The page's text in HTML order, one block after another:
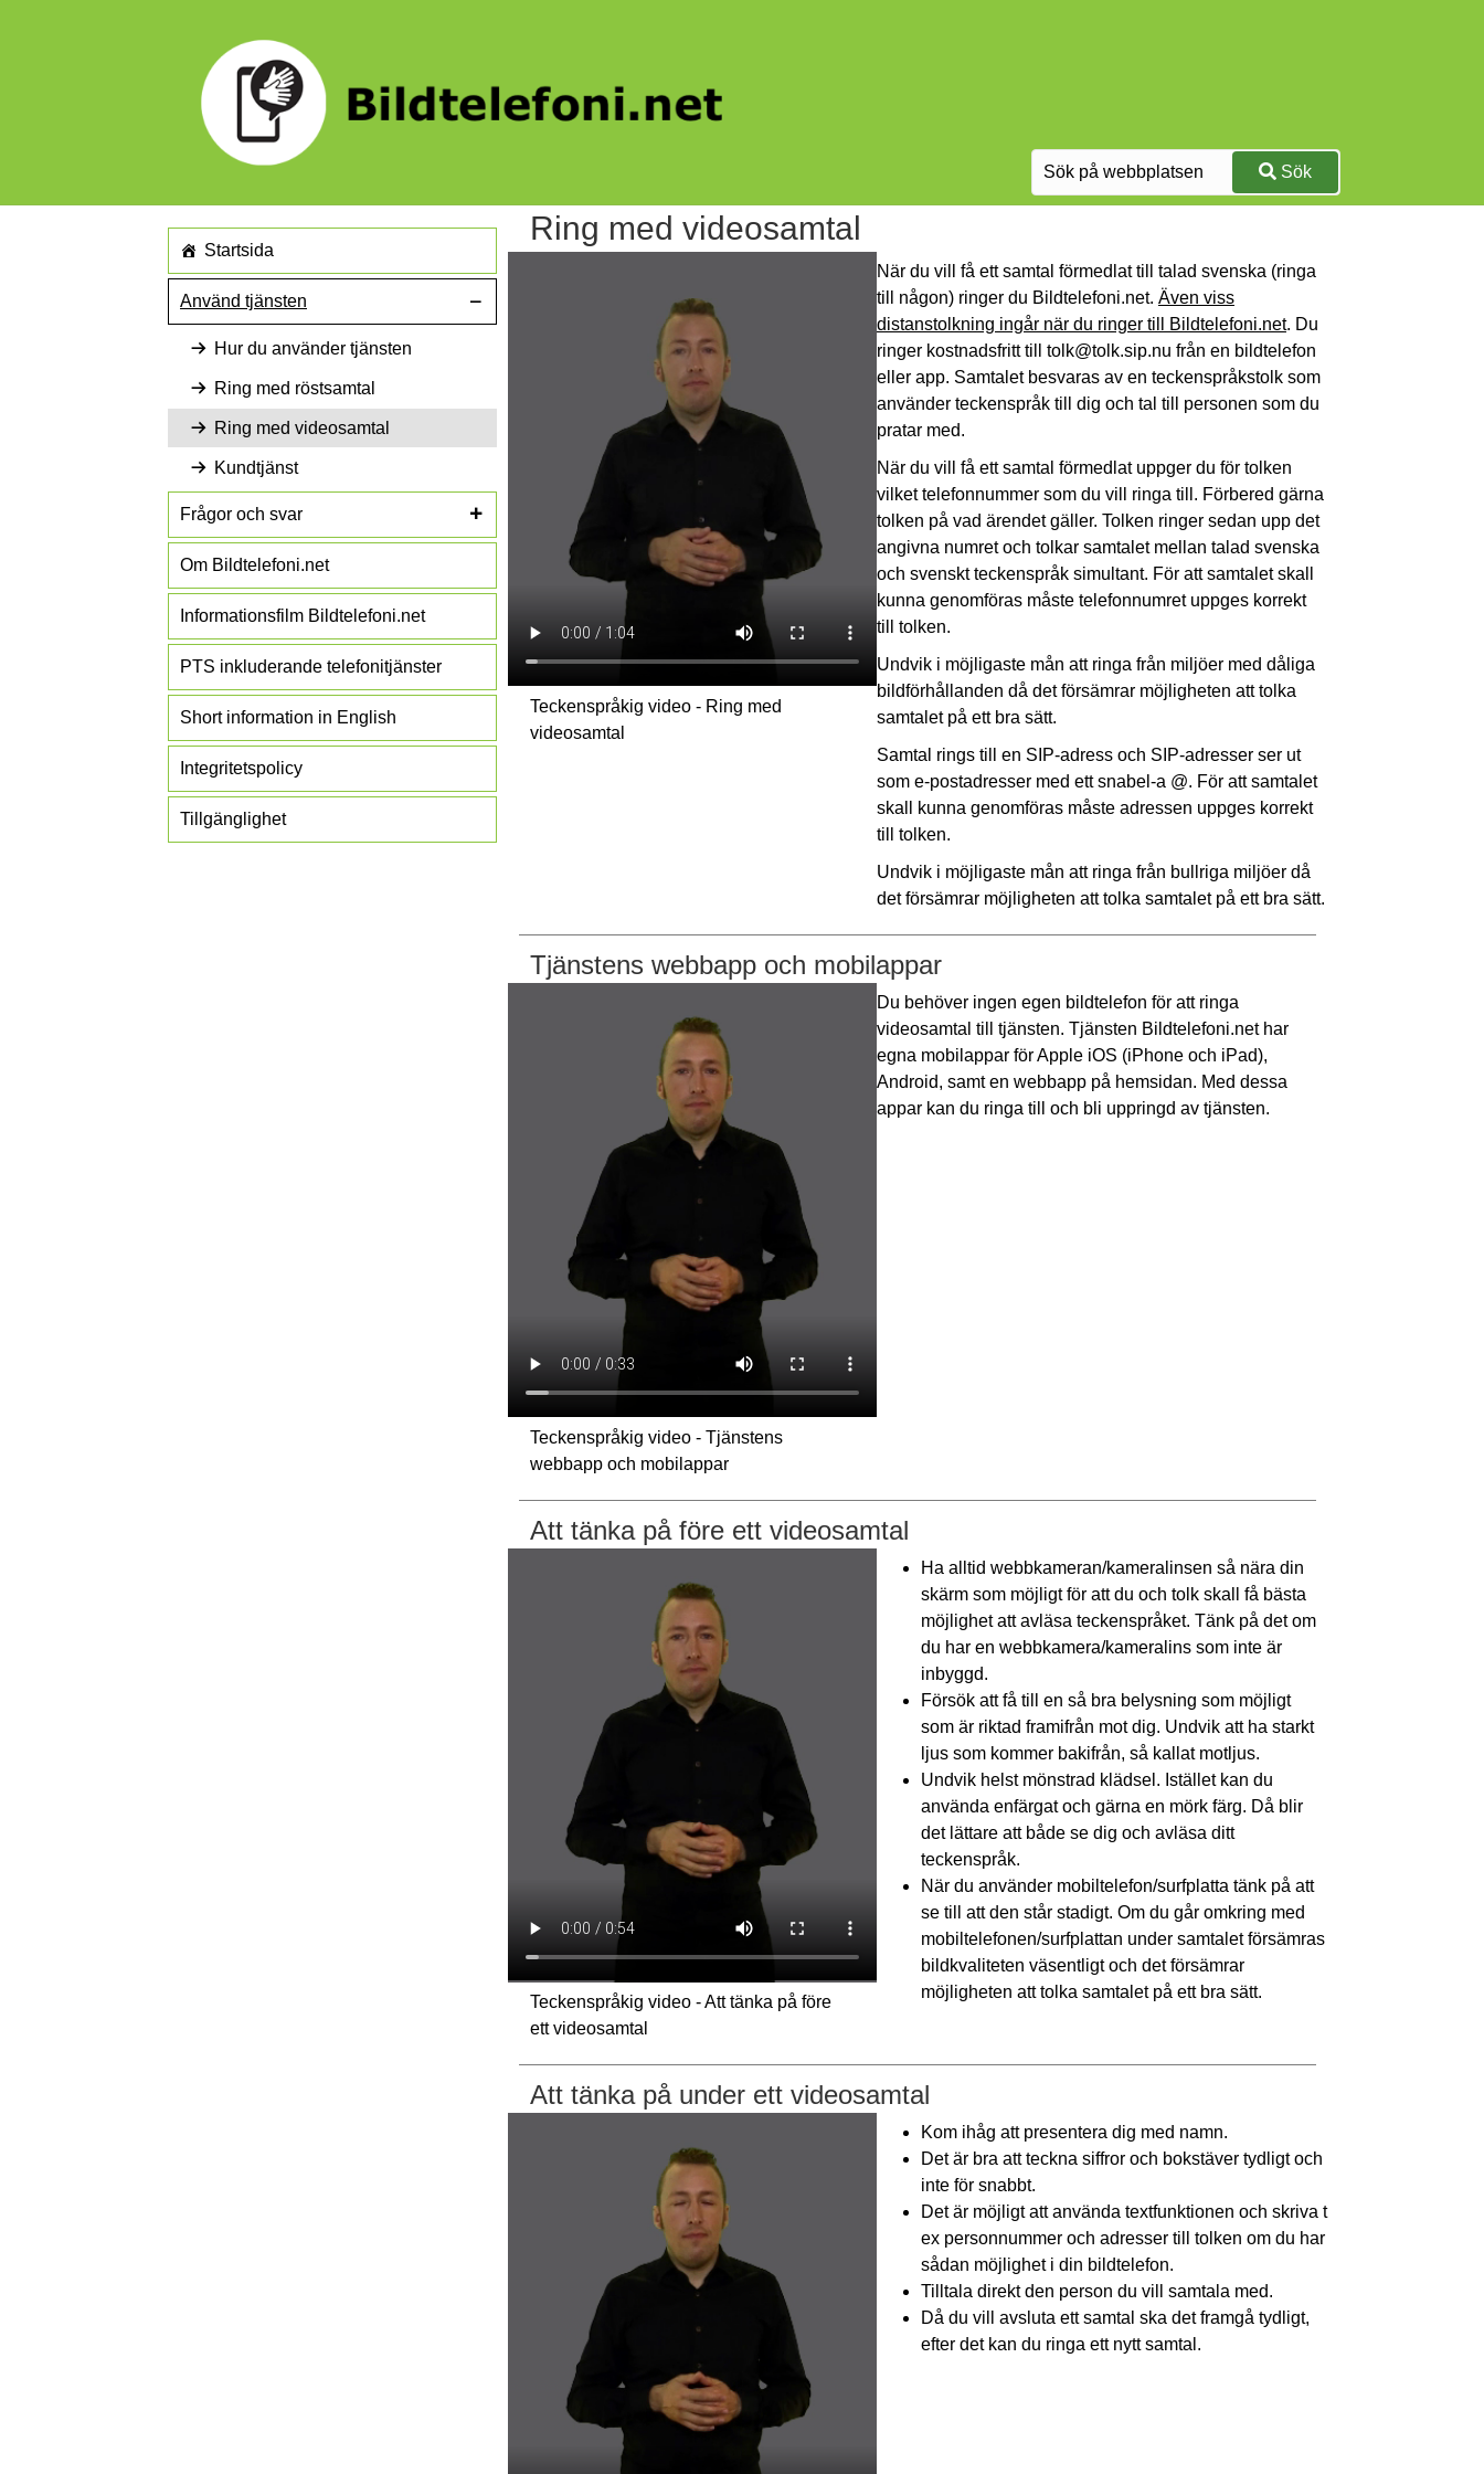
Sök
Startsida
Använd tjänsten
Hur du använder tjänsten
Ring med röstsamtal
Ring med videosamtal
Kundtjänst
Frågor och svar
Om Bildtelefoni.net
Informationsfilm Bildtelefoni.net
PTS inkluderande telefonitjänster
Short information in English
Integritetspolicy
Tillgänglighet
Ring med videosamtal
Teckenspråkig video - Ring med
videosamtal
När du vill få ett samtal förmedlat till talad svenska (ringa
till någon) ringer du Bildtelefoni.net. Även viss
distanstolkning ingår när du ringer till Bildtelefoni.net. Du
ringer kostnadsfritt till tolk@tolk.sip.nu från en bildtelefon
eller app. Samtalet besvaras av en teckenspråkstolk som
använder teckenspråk till dig och tal till personen som du
pratar med.
När du vill få ett samtal förmedlat uppger du för tolken
vilket telefonnummer som du vill ringa till. Förbered gärna
tolken på vad ärendet gäller. Tolken ringer sedan upp det
angivna numret och tolkar samtalet mellan talad svenska
och svenskt teckenspråk simultant. För att samtalet skall
kunna genomföras måste telefonnumret uppges korrekt
till tolken.
Undvik i möjligaste mån att ringa från miljöer med dåliga
bildförhållanden då det försämrar möjligheten att tolka
samtalet på ett bra sätt.
Samtal rings till en SIP-adress och SIP-adresser ser ut
som e-postadresser med ett snabel-a @. För att samtalet
skall kunna genomföras måste adressen uppges korrekt
till tolken.
Undvik i möjligaste mån att ringa från bullriga miljöer då
det försämrar möjligheten att tolka samtalet på ett bra sätt.
Tjänstens webbapp och mobilappar
Teckenspråkig video - Tjänstens
webbapp och mobilappar
Du behöver ingen egen bildtelefon för att ringa
videosamtal till tjänsten. Tjänsten Bildtelefoni.net har
egna mobilappar för Apple iOS (iPhone och iPad),
Android, samt en webbapp på hemsidan. Med dessa
appar kan du ringa till och bli uppringd av tjänsten.
Att tänka på före ett videosamtal
Teckenspråkig video - Att tänka på före
ett videosamtal
Ha alltid webbkameran/kameralinsen så nära din
skärm som möjligt för att du och tolk skall få bästa
möjlighet att avläsa teckenspråket. Tänk på det om
du har en webbkamera/kameralins som inte är
inbyggd.
Försök att få till en så bra belysning som möjligt
som är riktad framifrån mot dig. Undvik att ha starkt
ljus som kommer bakifrån, så kallat motljus.
Undvik helst mönstrad klädsel. Istället kan du
använda enfärgat och gärna en mörk färg. Då blir
det lättare att både se dig och avläsa ditt
teckenspråk.
När du använder mobiltelefon/surfplatta tänk på att
se till att den står stadigt. Om du går omkring med
mobiltelefonen/surfplattan under samtalet försämras
bildkvaliteten väsentligt och det försämrar
möjligheten att tolka samtalet på ett bra sätt.
Att tänka på under ett videosamtal
Kom ihåg att presentera dig med namn.
Det är bra att teckna siffror och bokstäver tydligt och
inte för snabbt.
Det är möjligt att använda textfunktionen och skriva t
ex personnummer och adresser till tolken om du har
sådan möjlighet i din bildtelefon.
Tilltala direkt den person du vill samtala med.
Då du vill avsluta ett samtal ska det framgå tydligt,
efter det kan du ringa ett nytt samtal.